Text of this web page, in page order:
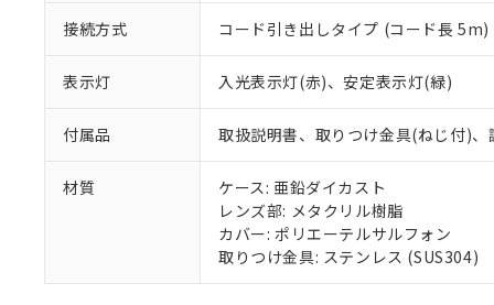
接続方式 コード引き出しタイプ (コード長 5m)
表示灯 入光表示灯(赤)、安定表示灯(緑)
付属品 取扱説明書、取りつけ金具(ねじ付)、
材質
ケース: 亜鉛ダイカスト
レンズ部: メタクリル樹脂
カバー: ポリエーテルサルフォン
取りつけ金具: ステンレス (SUS304)